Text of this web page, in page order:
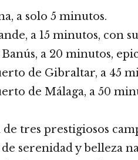
a solo 5 minutos.
a 15 minutos, con
a 20 minutos,
de Gibraltar, a 45
de Málaga, a 50
de tres prestigiosos
serenidad y belleza